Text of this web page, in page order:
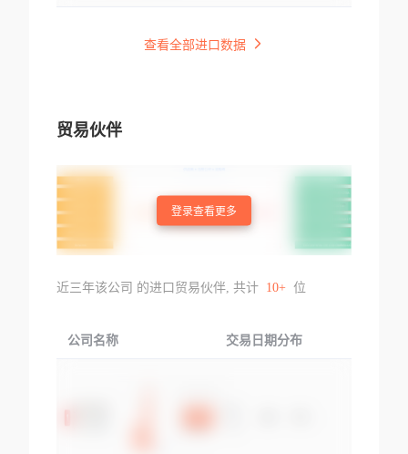
查看全部进口数据
贸易伙伴
登录查看更多
近三年该公司 的进口贸易伙伴, 共计 10+ 位
公司名称 交易日期分布